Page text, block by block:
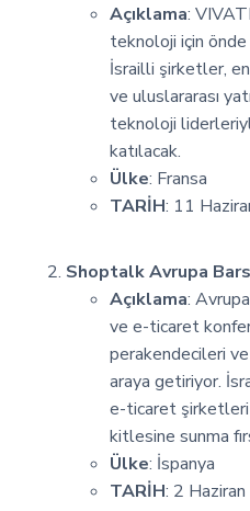
Açıklama:
teknoloji için
İsrailli şirketler,
ve uluslararası
teknoloji
katılacak.
Ülke: Fransa
TARİH: 11
Shoptalk Avrupa
Açıklama:
ve e-ticaret
perakendecileri ve
araya getiriyor.
e-ticaret şirketleri
kitlesine sunma
Ülke: İspanya
TARİH: 2